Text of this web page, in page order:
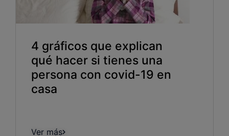
4 gráficos que explican
qué hacer si tienes una
persona con covid-19 en
casa
Ver más